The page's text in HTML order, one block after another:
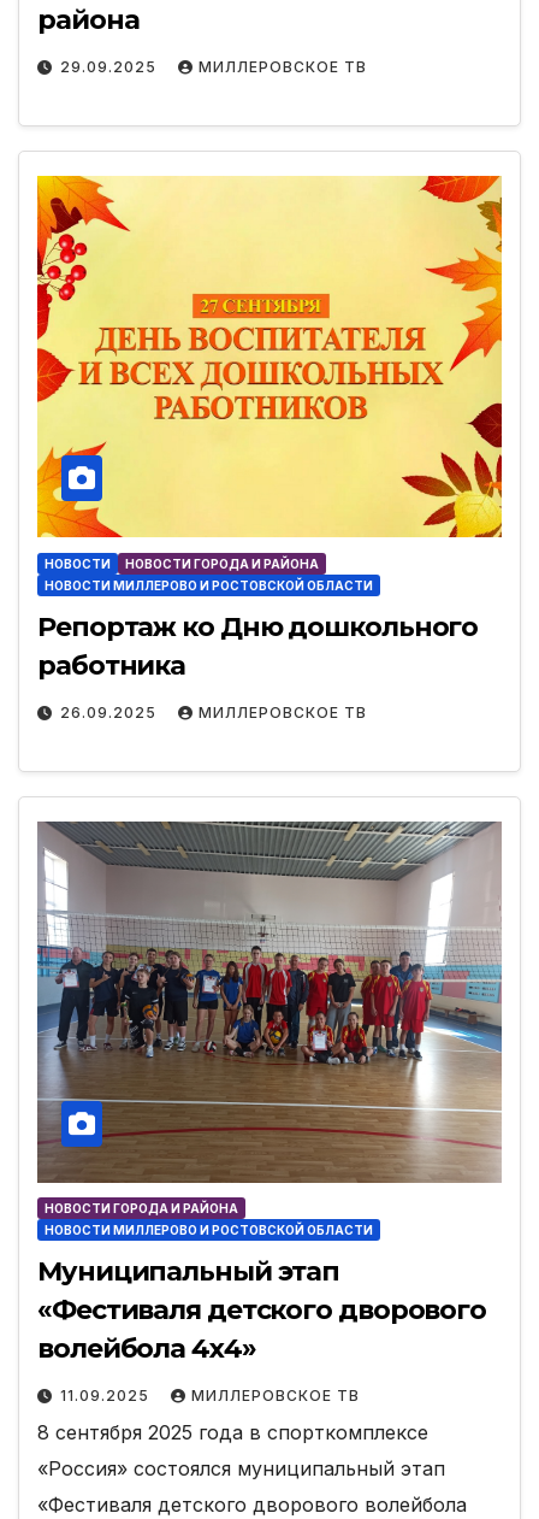
района
29.09.2025 МИЛЛЕРОВСКОЕ ТВ
НОВОСТИ
НОВОСТИ ГОРОДА И РАЙОНА
НОВОСТИ МИЛЛЕРОВО И РОСТОВСКОЙ ОБЛАСТИ
Репортаж ко Дню дошкольного
работника
26.09.2025 МИЛЛЕРОВСКОЕ ТВ
НОВОСТИ ГОРОДА И РАЙОНА
НОВОСТИ МИЛЛЕРОВО И РОСТОВСКОЙ ОБЛАСТИ
Муниципальный этап
«Фестиваля детского дворового
волейбола 4х4»
11.09.2025 МИЛЛЕРОВСКОЕ ТВ
8 сентября 2025 года в спорткомплексе
«Россия» состоялся муниципальный этап
«Фестиваля детского дворового волейбола